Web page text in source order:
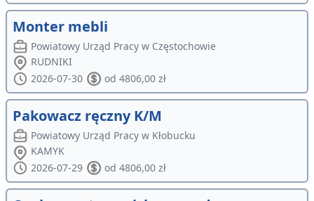
Monter mebli
Powiatowy Urząd Pracy w Częstochowie
RUDNIKI
2026-07-30
od 4806,00 zł
Pakowacz ręczny K/M
Powiatowy Urząd Pracy w Kłobucku
KAMYK
2026-07-29
od 4806,00 zł